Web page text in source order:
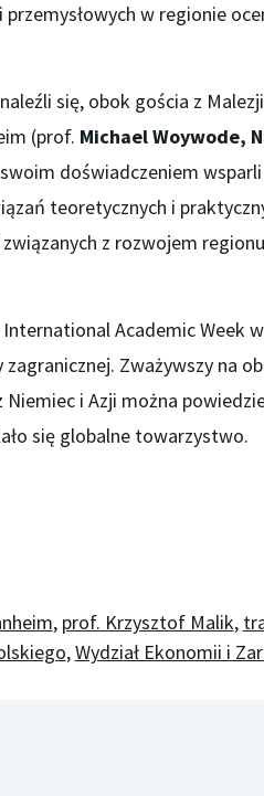
w regionie
się, obok gościa z
(prof. Michael Woywode,
doświadczeniem wsparli
teoretycznych i
z rozwojem
Academic Week
Zważywszy na
i Azji można
się globalne towarzystwo.
, prof. Krzysztof Malik,
,Wydział Ekonomii i